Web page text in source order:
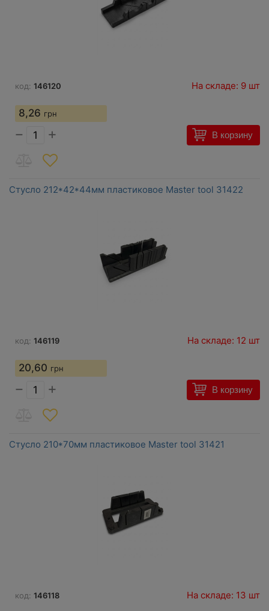
код: 146120 На складе: 9 шт
8,26 грн
− + В корзину
Стусло 212*42*44мм пластиковое Master tool 31422
код: 146119 На складе: 12 шт
20,60 грн
− + В корзину
Стусло 210*70мм пластиковое Master tool 31421
код: 146118 На складе: 13 шт